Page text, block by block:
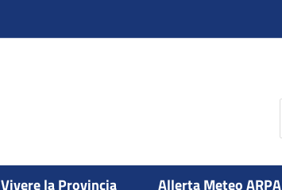
Vivere la Provincia Allerta Meteo ARPA